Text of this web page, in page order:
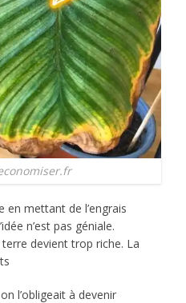
en mettant de l’engrais
n’est pas géniale.
devient trop riche. La
l’obligeait à devenir